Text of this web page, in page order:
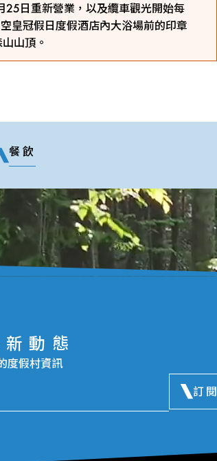
25日重新營業，以及纜車觀光開始每
皇冠假日度假酒店內大浴場前的印章
山頂。
餐飲
動態
度假村資訊
訂閱